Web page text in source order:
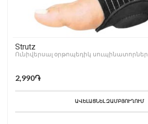
Strutz
Ունիվերսալ օրթոպեդիկ սուպինատորներ
2,990֏
ԱՎԵԼԱՑՆԵԼ ԶԱՄԲՅՈՒՂՈՒՄ